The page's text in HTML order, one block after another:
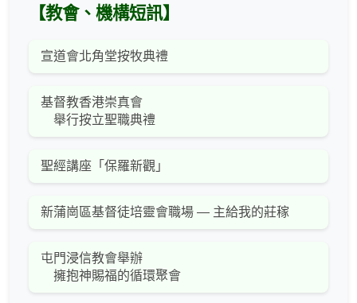
【教會、機構短訊】
宣道會北角堂按牧典禮
基督教香港崇真會
舉行按立聖職典禮
聖經講座「保羅新觀」
新蒲崗區基督徒培靈會職場 — 主給我的莊稼
屯門浸信教會舉辦
擁抱神賜福的循環聚會